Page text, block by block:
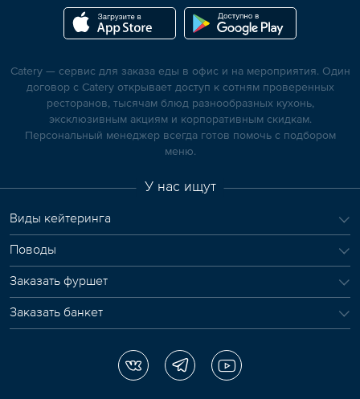
Catery — сервис для заказа еды в офис и на мероприятия. Один
договор с Catery открывает доступ к сотням проверенных
ресторанов, тысячам блюд разнообразных кухонь,
эксклюзивным акциям и корпоративным скидкам.
Персональный менеджер всегда готов помочь с подбором
меню.
У нас ищут
Виды кейтеринга
Поводы
Заказать фуршет
Заказать банкет